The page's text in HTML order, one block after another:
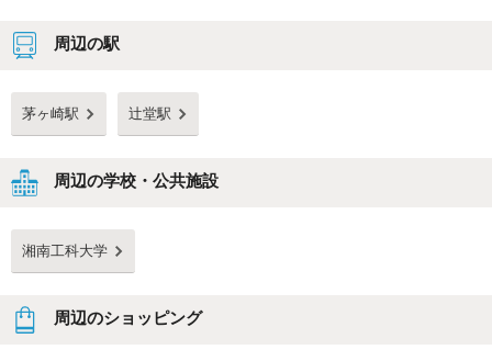
周辺の駅
茅ヶ崎駅 辻堂駅
周辺の学校・公共施設
湘南工科大学
周辺のショッピング